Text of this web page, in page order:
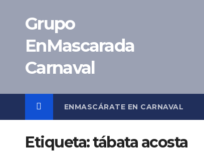
contenido
Grupo
EnMascarada
Carnaval
ENMASCÁRATE EN CARNAVAL
Etiqueta:tábata acosta